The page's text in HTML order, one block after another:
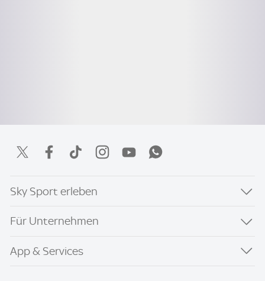
Sky Sport erleben
Für Unternehmen
App & Services